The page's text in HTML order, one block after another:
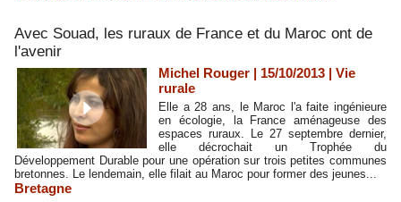
Avec Souad, les ruraux de France et du Maroc ont de
l'avenir
Michel Rouger | 15/10/2013 | Vie
rurale
Elle a 28 ans, le Maroc l'a faite ingénieure
en écologie, la France aménageuse des
espaces ruraux. Le 27 septembre dernier,
elle décrochait un Trophée du
Développement Durable pour une opération sur trois petites communes
bretonnes. Le lendemain, elle filait au Maroc pour former des jeunes...
Bretagne